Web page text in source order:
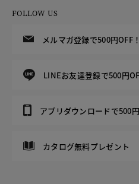
FOLLOW US
メルマガ登録で500円OFF！
LINEお友達登録で500円
アプリダウンロードで500円
カタログ無料プレゼント